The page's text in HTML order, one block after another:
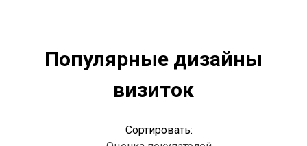
Популярные дизайны
визиток
Сортировать: